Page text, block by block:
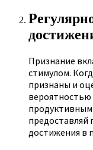
Признание
стимулом.
признаны и
вероятностью
достижения в